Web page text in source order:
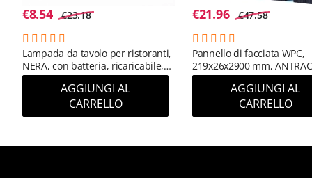
€8.54 €23.18
Lampada da tavolo per ristoranti,
NERA, con batteria, ricaricabile,
3600 mAh
AGGIUNGI AL
CARRELLO
€21.96 €47.58
Pannello di facciata WPC,
219x26x2900 mm,
(RAL 7016) (0,63 m²)
AGGIUNGI AL
CARRELLO